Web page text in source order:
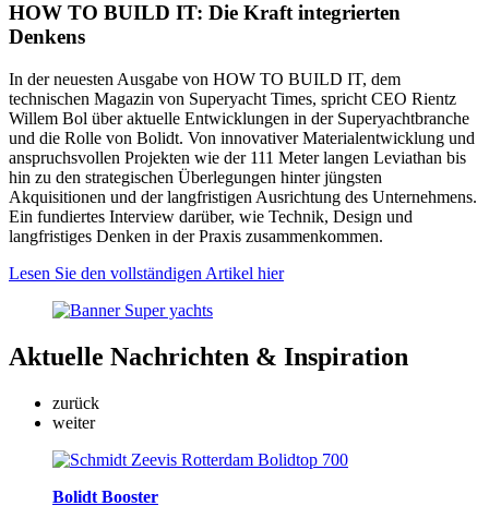
HOW TO BUILD IT: Die Kraft integrierten
Denkens
In der neuesten Ausgabe von HOW TO BUILD IT, dem
technischen Magazin von Superyacht Times, spricht CEO Rientz
Willem Bol über aktuelle Entwicklungen in der Superyachtbranche
und die Rolle von Bolidt. Von innovativer Materialentwicklung und
anspruchsvollen Projekten wie der 111 Meter langen Leviathan bis
hin zu den strategischen Überlegungen hinter jüngsten
Akquisitionen und der langfristigen Ausrichtung des Unternehmens.
Ein fundiertes Interview darüber, wie Technik, Design und
langfristiges Denken in der Praxis zusammenkommen.
Lesen Sie den vollständigen Artikel hier
Aktuelle Nachrichten & Inspiration
zurück
weiter
Bolidt Booster